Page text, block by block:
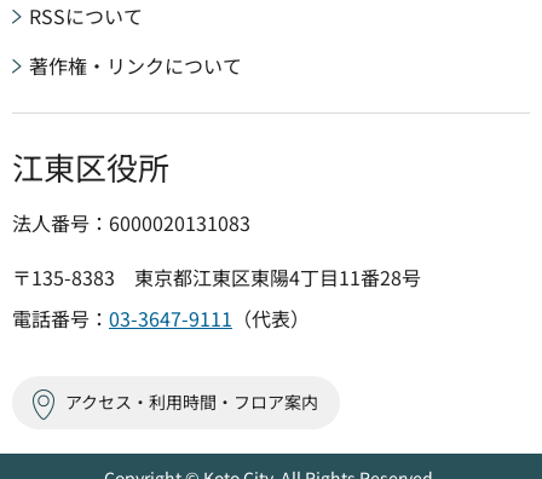
RSSについて
著作権・リンクについて
江東区役所
法人番号：6000020131083
〒135-8383 東京都江東区東陽4丁目11番28号
電話番号： 03-3647-9111 （代表）
アクセス・利用時間・フロア案内